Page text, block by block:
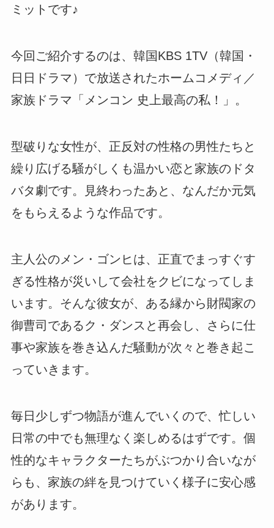
ミットです♪
今回ご紹介するのは、韓国KBS 1TV（韓国・
日日ドラマ）で放送されたホームコメディ／
家族ドラマ「メンコン 史上最高の私！」。
型破りな女性が、正反対の性格の男性たちと
繰り広げる騒がしくも温かい恋と家族のドタ
バタ劇です。見終わったあと、なんだか元気
をもらえるような作品です。
主人公のメン・ゴンヒは、正直でまっすぐす
ぎる性格が災いして会社をクビになってしま
います。そんな彼女が、ある縁から財閥家の
御曹司であるク・ダンスと再会し、さらに仕
事や家族を巻き込んだ騒動が次々と巻き起こ
っていきます。
毎日少しずつ物語が進んでいくので、忙しい
日常の中でも無理なく楽しめるはずです。個
性的なキャラクターたちがぶつかり合いなが
らも、家族の絆を見つけていく様子に安心感
があります。